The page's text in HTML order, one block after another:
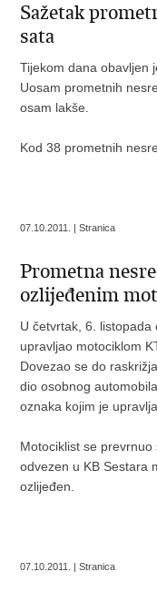
Sažetak
sata
Tijekom dana obavljen
Uosam prometnih
osam lakše.
Kod 38 prometnih
07.10.2011. | Stranica
Prometna
ozlijeđenim
U četvrtak, 6.
upravljao motociklom
Dovezao se do
dio osobnog
oznaka kojim je
Motociklist se
odvezen u KB Sestara
ozlijeđen.
07.10.2011. | Stranica